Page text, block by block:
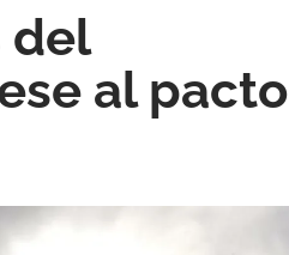
del
al pacto